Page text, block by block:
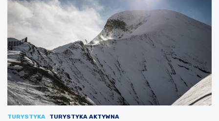
TURYSTYKA TURYSTYKA AKTYWNA